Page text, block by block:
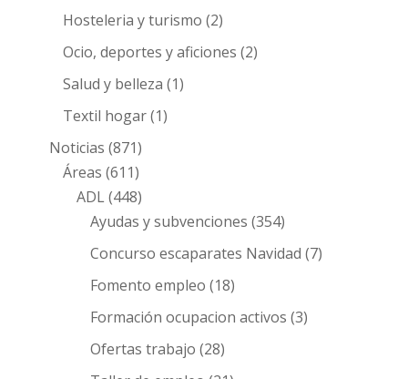
Hosteleria y turismo (2)
Ocio, deportes y aficiones (2)
Salud y belleza (1)
Textil hogar(1)
Noticias (871)
Áreas (611)
ADL(448)
Ayudas y subvenciones (354)
Concurso escaparates Navidad (7)
Fomento empleo (18)
Formación ocupacion activos (3)
Ofertas trabajo (28)